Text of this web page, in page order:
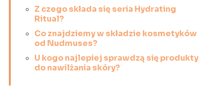
Z czego składa się seria Hydrating
Ritual?
Co znajdziemy w składzie kosmetyków
od Nudmuses?
U kogo najlepiej sprawdzą się produkty
do nawilżania skóry?